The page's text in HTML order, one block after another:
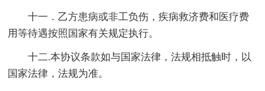
十一．乙方患病或非工负伤，疾病救济费和医疗费
用等待遇按照国家有关规定执行。
十二.本协议条款如与国家法律，法规相抵触时，以
国家法律，法规为准。